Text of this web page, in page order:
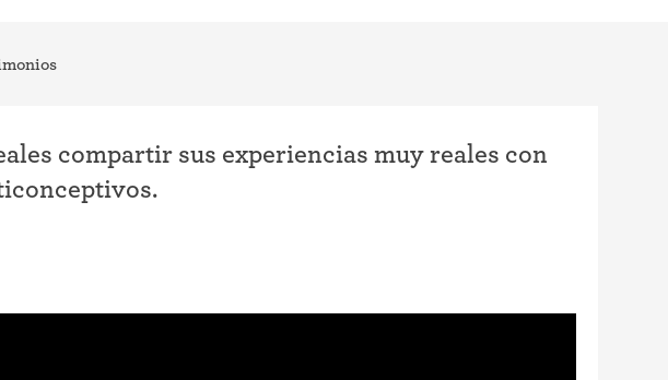
compartir sus experiencias muy reales con